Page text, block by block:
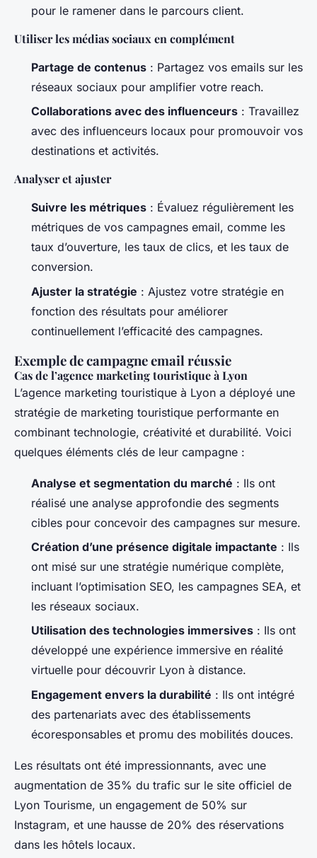
pour le ramener dans le parcours client.
Utiliser les médias sociaux en complément
Partage de contenus : Partagez vos emails sur les
réseaux sociaux pour amplifier votre reach.
Collaborations avec des influenceurs : Travaillez
avec des influenceurs locaux pour promouvoir vos
destinations et activités.
Analyser et ajuster
Suivre les métriques : Évaluez régulièrement les
métriques de vos campagnes email, comme les
taux d’ouverture, les taux de clics, et les taux de
conversion.
Ajuster la stratégie : Ajustez votre stratégie en
fonction des résultats pour améliorer
continuellement l’efficacité des campagnes.
Exemple de campagne email réussie
Cas de l’agence marketing touristique à Lyon
L’agence marketing touristique à Lyon a déployé une
stratégie de marketing touristique performante en
combinant technologie, créativité et durabilité. Voici
quelques éléments clés de leur campagne :
Analyse et segmentation du marché : Ils ont
réalisé une analyse approfondie des segments
cibles pour concevoir des campagnes sur mesure.
Création d’une présence digitale impactante : Ils
ont misé sur une stratégie numérique complète,
incluant l’optimisation SEO, les campagnes SEA, et
les réseaux sociaux.
Utilisation des technologies immersives : Ils ont
développé une expérience immersive en réalité
virtuelle pour découvrir Lyon à distance.
Engagement envers la durabilité : Ils ont intégré
des partenariats avec des établissements
écoresponsables et promu des mobilités douces.
Les résultats ont été impressionnants, avec une
augmentation de 35% du trafic sur le site officiel de
Lyon Tourisme, un engagement de 50% sur
Instagram, et une hausse de 20% des réservations
dans les hôtels locaux.